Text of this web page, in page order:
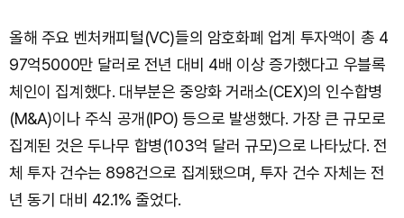
올해 주요 벤처캐피털(VC)들의 암호화폐 업계 투자액이 총 4
97억5000만 달러로 전년 대비 4배 이상 증가했다고 우블록
체인이 집계했다. 대부분은 중앙화 거래소(CEX)의 인수합병
(M&A)이나 주식 공개(IPO) 등으로 발생했다. 가장 큰 규모로
집계된 것은 두나무 합병(103억 달러 규모)으로 나타났다. 전
체 투자 건수는 898건으로 집계됐으며, 투자 건수 자체는 전
년 동기 대비 42.1% 줄었다.